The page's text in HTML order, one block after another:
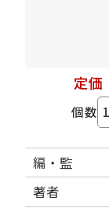
定価
個数
編・監
著者